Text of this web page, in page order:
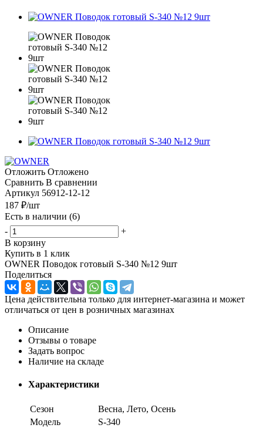
Отложить Отложено
Сравнить В сравнении
Артикул 56912-12-12
187 ₽/шт
Есть в наличии (6)
-
+
В корзину
Купить в 1 клик
OWNER Поводок готовый S-340 №12 9шт
Поделиться
Цена действительна только для интернет-магазина и может
отличаться от цен в розничных магазинах
Описание
Отзывы о товаре
Задать вопрос
Наличие на складе
Характеристики
Сезон
Весна, Лето, Осень
Модель
S-340